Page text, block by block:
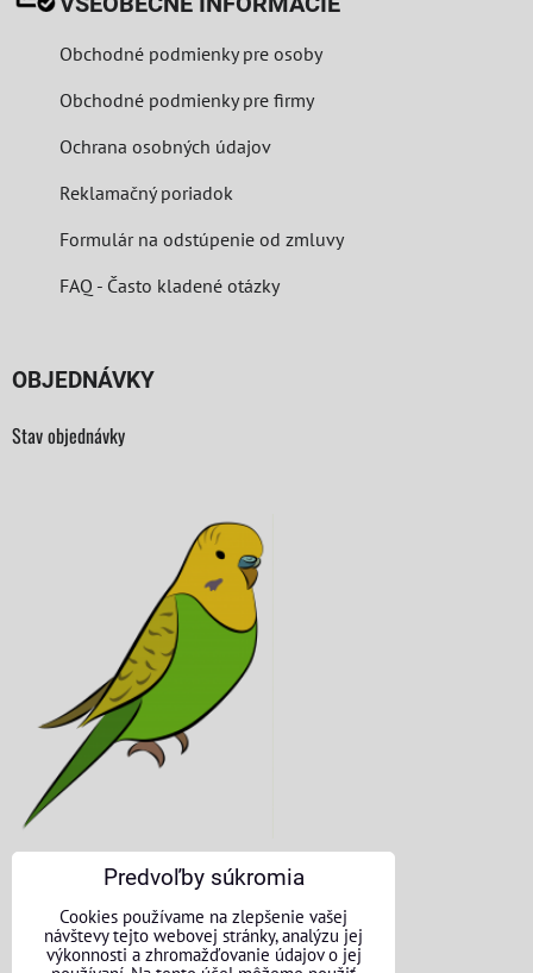
Obchodné podmienky pre osoby
Obchodné podmienky pre firmy
Ochrana osobných údajov
Reklamačný poriadok
Formulár na odstúpenie od zmluvy
FAQ - Často kladené otázky
OBJEDNÁVKY
Stav objednávky
KONTAKTNÉ ÚDAJE
O nás
Predvoľby súkromia
Cookies používame na zlepšenie vašej
návštevy tejto webovej stránky, analýzu jej
výkonnosti a zhromažďovanie údajov o jej